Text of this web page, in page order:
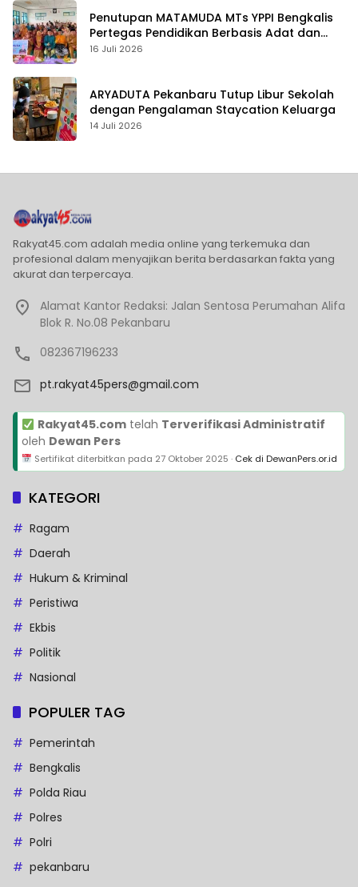
Penutupan MATAMUDA MTs YPPI Bengkalis
Pertegas Pendidikan Berbasis Adat dan
Karakter
16 Juli 2026
ARYADUTA Pekanbaru Tutup Libur Sekolah
dengan Pengalaman Staycation Keluarga
14 Juli 2026
Rakyat45.com adalah media online yang terkemuka dan
profesional dalam menyajikan berita berdasarkan fakta yang
akurat dan terpercaya.
Alamat Kantor Redaksi: Jalan Sentosa Perumahan Alifa
Blok R. No.08 Pekanbaru
082367196233
pt.rakyat45pers@gmail.com
Rakyat45.comtelah Terverifikasi Administratif
oleh Dewan Pers
Sertifikat diterbitkan pada 27 Oktober 2025 · Cek di DewanPers.or.id
KATEGORI
Ragam
Daerah
Hukum & Kriminal
Peristiwa
Ekbis
Politik
Nasional
POPULER TAG
Pemerintah
Bengkalis
Polda Riau
Polres
Polri
pekanbaru